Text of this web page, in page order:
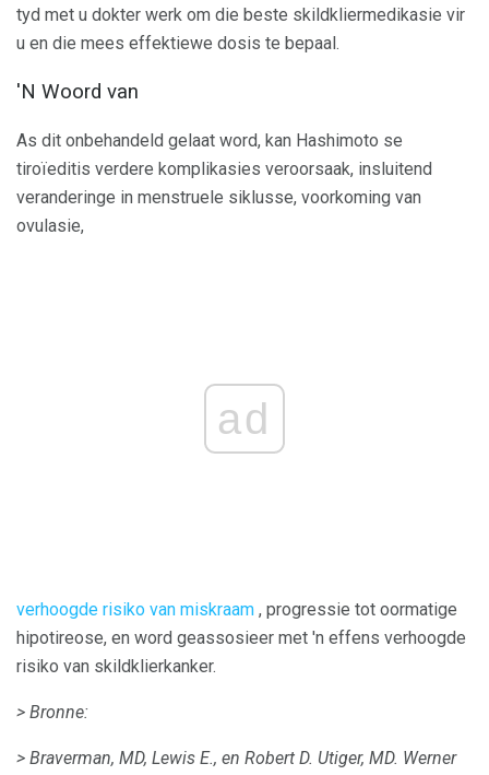
tyd met u dokter werk om die beste skildkliermedikasie vir
u en die mees effektiewe dosis te bepaal.
'N Woord van
As dit onbehandeld gelaat word, kan Hashimoto se
tiroïeditis verdere komplikasies veroorsaak, insluitend
veranderinge in menstruele siklusse, voorkoming van
ovulasie,
ad
verhoogde risiko van miskraam , progressie tot oormatige
hipotireose, en word geassosieer met 'n effens verhoogde
risiko van skildklierkanker.
> Bronne:
> Braverman, MD, Lewis E., en Robert D. Utiger, MD. Werner